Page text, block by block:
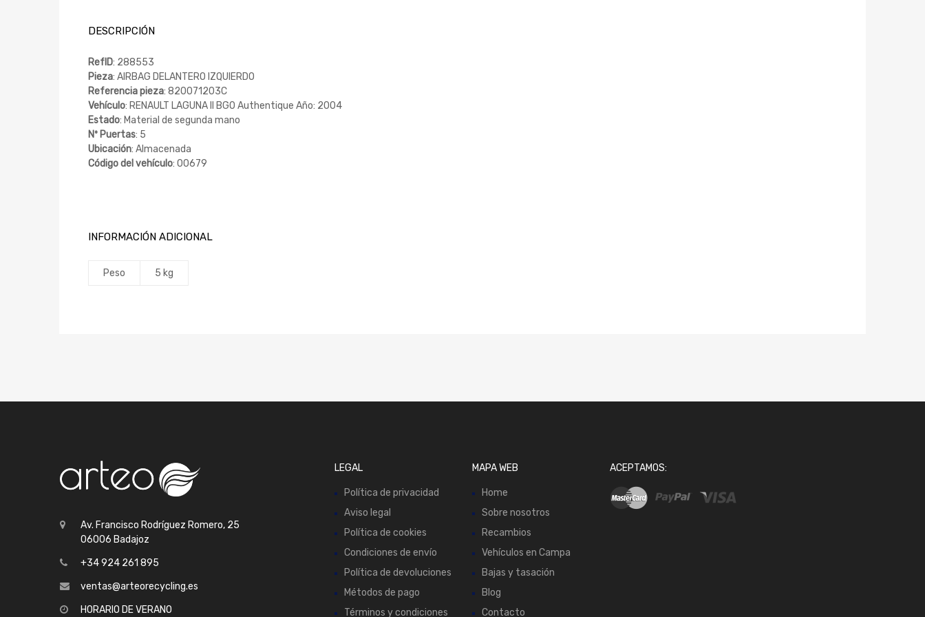
DESCRIPCIÓN
RefID: 288553
Pieza: AIRBAG DELANTERO IZQUIERDO
Referencia pieza: 820071203C
Vehículo: RENAULT LAGUNA II BG0 Authentique Año: 2004
Estado: Material de segunda mano
Nº Puertas: 5
Ubicación: Almacenada
Código del vehículo: 00679
INFORMACIÓN ADICIONAL
Peso 5 kg
Av. Francisco Rodríguez Romero, 25
06006 Badajoz
+34 924 261 895
ventas@arteorecycling.es
HORARIO DE VERANO
LEGAL
Política de privacidad
Aviso legal
Política de cookies
Condiciones de envío
Política de devoluciones
Métodos de pago
Términos y condiciones
MAPA WEB
Home
Sobre nosotros
Recambios
Vehículos en Campa
Bajas y tasación
Blog
Contacto
ACEPTAMOS: